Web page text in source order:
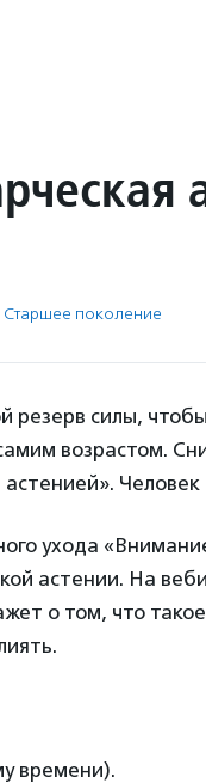
Старшее поколение
резерв силы,
возрастом.
ухода
астении. На
о том, что
времени).